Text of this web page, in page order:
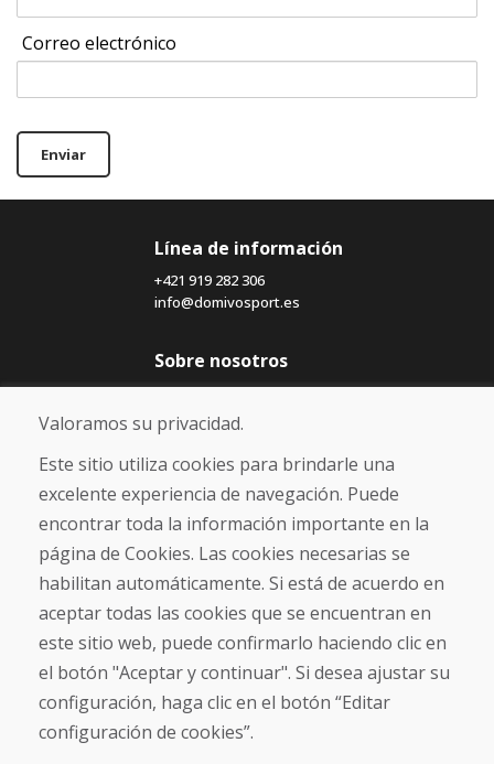
Correo electrónico
Enviar
Línea de información
+421 919 282 306
info@domivosport.es
Sobre nosotros
Blog
Sobre nosotros
Comercio
Contacto
Compra
Tienda electrónica
Envío y pago
NORMAS DE RECLAMACIÓN
Devolución y cambio de mercancías
Política de privacidad
Cookies
Valoramos su privacidad.
Este sitio utiliza cookies para brindarle una
excelente experiencia de navegación. Puede
encontrar toda la información importante en la
página de Cookies. Las cookies necesarias se
habilitan automáticamente. Si está de acuerdo en
aceptar todas las cookies que se encuentran en
este sitio web, puede confirmarlo haciendo clic en
el botón "Aceptar y continuar". Si desea ajustar su
configuración, haga clic en el botón “Editar
configuración de cookies”.